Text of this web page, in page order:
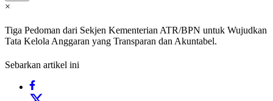
×
Tiga Pedoman dari Sekjen Kementerian ATR/BPN untuk Wujudkan
Tata Kelola Anggaran yang Transparan dan Akuntabel.
Sebarkan artikel ini